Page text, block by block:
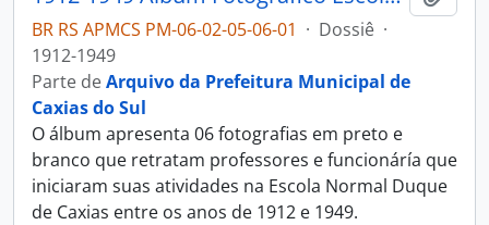
BR RS APMCS PM-06-02-05-06-01 · Dossiê ·
1912-1949
Parte deArquivo da Prefeitura Municipal de
Caxias do Sul
O álbum apresenta 06 fotografias em preto e
branco que retratam professores e funcionáría que
iniciaram suas atividades na Escola Normal Duque
de Caxias entre os anos de 1912 e 1949.